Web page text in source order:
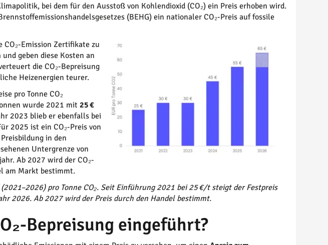
bei dem für den Ausstoß von Kohlendioxid (CO₂) ein Preis erhoben wird.
(BEHG) ein nationaler CO₂-Preis auf fossile
Emission Zertifikate zu
geben diese Kosten an
die CO₂-Bepreisung
Heizenergien teurer.
pro Tonne CO₂
wurde 2021 mit25 €
2023 blieb er ebenfalls bei
2025 ist ein CO₂-Preis von
in den
Untergrenze von
Ab 2027 wird der CO₂-
am Markt bestimmt.
pro Tonne CO₂. Seit Einführung 2021 bei 25 €/t steigt der Festpreis
2026. Ab 2027 wird der Preis durch den Handel bestimmt.
Bepreisung eingeführt?